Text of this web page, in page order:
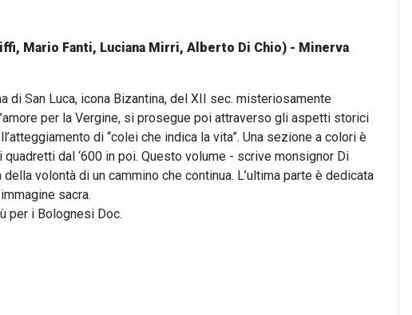
Mario Fanti, Luciana Mirri, Alberto Di Chio) - Minerva
di San Luca, icona Bizantina, del XII sec. misteriosamente
per la Vergine, si prosegue poi attraverso gli aspetti storici
di “colei che indica la vita”. Una sezione a colori è
dal ‘600 in poi. Questo volume - scrive monsignor Di
volontà di un cammino che continua. L’ultima parte è dedicata
sacra.
per i Bolognesi Doc.